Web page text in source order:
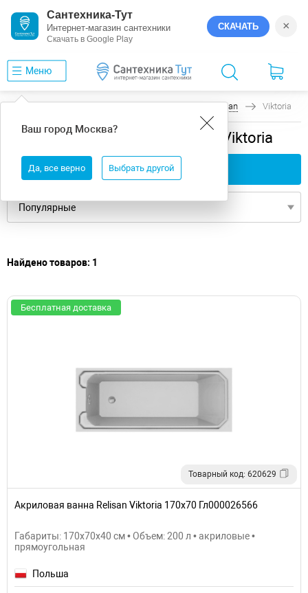
Сантехника-Тут
Интернет-магазин сантехники
Скачать в Google Play
СКАЧАТЬ ×
Меню
Ваш город Москва?
Да, все верно Выбрать другой
Relisan Viktoria
универсальная ванны Relisan Viktoria
Применить фильтры
Найдено товаров: 1
Бесплатная доставка
Товарный код: 620629
Акриловая ванна Relisan Viktoria 170х70 Гл000026566
Габариты: 170x70x40 см • Объем: 200 л • акриловые •
прямоугольная
Польша